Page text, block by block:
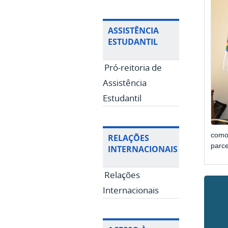
ASSISTÊNCIA
ESTUDANTIL
Pró-reitoria de
Assistência
Estudantil
RELAÇÕES
INTERNACIONAIS
Relações
Internacionais